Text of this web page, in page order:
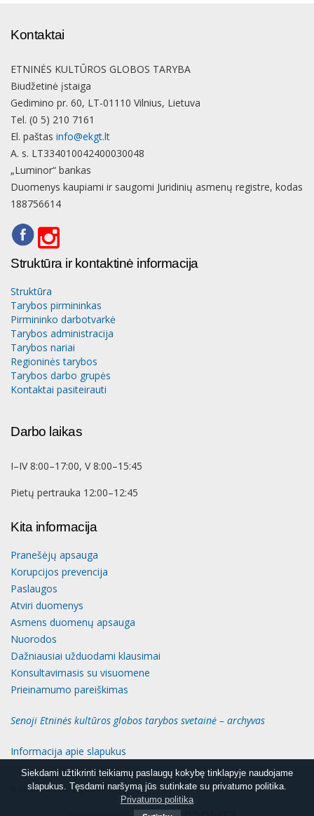
Siekdami užtikrinti teikiamų paslaugų kokybę tinklapyje naudojame
slapukus. Tęsdami naršymą jūs sutinkate su privatumo politika.
Slapukų informacija
Siekdami užtikrinti teikiamų paslaugų kokybę tinklapyje naudojame
slapukus. Tęsdami naršymą jūs sutinkate su privatumo politika.
Privatumo politika
Kontaktai
ETNINĖS KULTŪROS GLOBOS TARYBA
Biudžetinė įstaiga
Gedimino pr. 60, LT-01110 Vilnius, Lietuva
Tel. (0 5) 210 7161
El. paštas info@ekgt.lt
A. s. LT334010042400030048
„Luminor“ bankas
Duomenys kaupiami ir saugomi Juridinių asmenų registre, kodas
188756614
Struktūra ir kontaktinė informacija
Struktūra
Tarybos pirmininkas
Pirmininko darbotvarkė
Tarybos administracija
Tarybos nariai
Regioninės tarybos
Tarybos darbo grupės
Kontaktai pasiteirauti
Darbo laikas
I–IV 8:00–17:00, V 8:00–15:45
Pietų pertrauka 12:00–12:45
Kita informacija
Pranešėjų apsauga
Korupcijos prevencija
Paslaugos
Atviri duomenys
Asmens duomenų apsauga
Nuorodos
Dažniausiai užduodami klausimai
Konsultavimasis su visuomene
Prieinamumo pareiškimas
Senoji Etninės kultūros globos tarybos svetainė – archyvas
Informacija apie slapukus
© Etninės kultūros globos taryba